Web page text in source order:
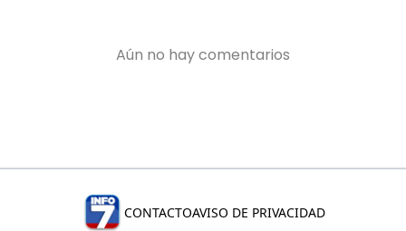
CONTACTOAVISO DE PRIVACIDAD